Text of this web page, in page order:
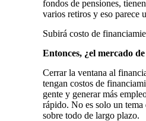
fondos de pensiones,
varios retiros y eso parece
Subirá costo de
Entonces, ¿el mercado
Cerrar la ventana al
tengan costos de
gente y generar más
rápido. No es solo un tema
sobre todo de largo plazo.